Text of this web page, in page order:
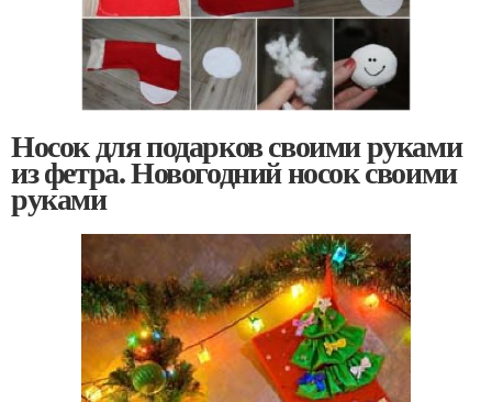
Носок для подарков своими руками
из фетра. Новогодний носок своими
руками